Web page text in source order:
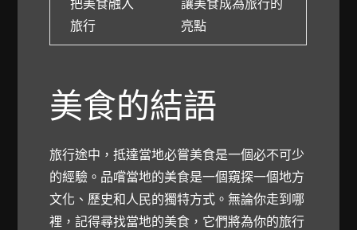
旅行
亮點
美食的結語
旅行途中，抵達當地必嘗美食是一個必不可少
的經驗。品嚐當地的美食是一個窺探一個地方
文化、歷史和人民的獨特方式。無論你走到哪
裡，記得尋找當地的美食，它們將為你的旅行